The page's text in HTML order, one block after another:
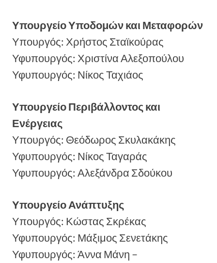
Υπουργείο Υποδομών και Μεταφορών
Υπουργός: Χρήστος Σταϊκούρας
Υφυπουργός: Χριστίνα Αλεξοπούλου
Υφυπουργός: Νίκος Ταχιάος
Υπουργείο Περιβάλλοντος και
Ενέργειας
Υπουργός: Θεόδωρος Σκυλακάκης
Υφυπουργός: Νίκος Ταγαράς
Υφυπουργός: Αλεξάνδρα Σδούκου
Υπουργείο Ανάπτυξης
Υπουργός: Κώστας Σκρέκας
Υφυπουργός: Μάξιμος Σενετάκης
Υφυπουργός: Άννα Μάνη –